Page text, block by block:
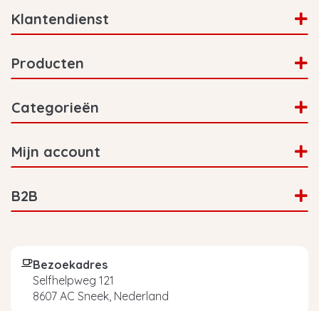
Klantendienst
Producten
Categorieën
Mijn account
B2B
Bezoekadres
Selfhelpweg 121
8607 AC Sneek, Nederland